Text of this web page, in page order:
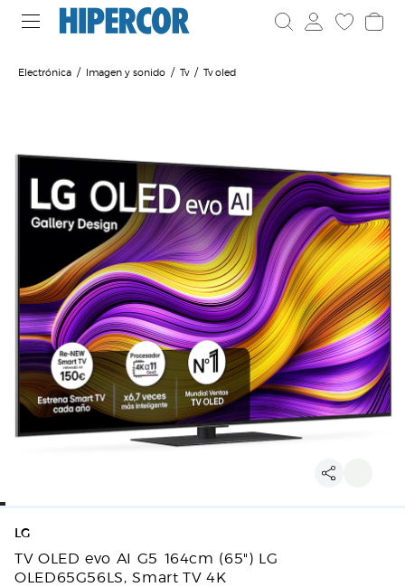
Electrónica Imagen y sonido Tv Tv oled
LG
TV OLED evo AI G5 164cm (65") LG
OLED65G56LS, Smart TV 4K